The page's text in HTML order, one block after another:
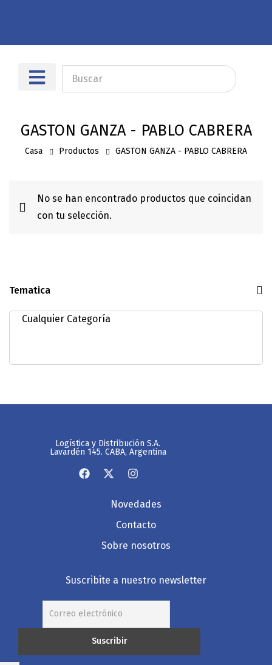
GASTON GANZA - PABLO CABRERA
Casa Productos GASTON GANZA - PABLO CABRERA
Tematica
No se han encontrado productos que coincidan
con tu selección.
Logística y Distribución S.A.
Lavardén 145. CABA, Argentina
Novedades
Contacto
Sobre nosotros
Suscribite a nuestro newsletter